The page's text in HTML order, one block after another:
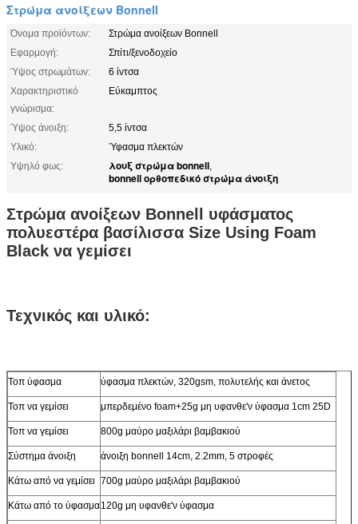
Στρώμα ανοίξεων Bonnell
Όνομα προϊόντων:
Στρώμα ανοίξεων Bonnell
Εφαρμογή:
Σπίτι/ξενοδοχείο
Ύψος στρωμάτων:
6 ίντσα
Χαρακτηριστικό
γνώρισμα:
Εύκαμπτος
Ύψος άνοιξη:
5,5 ίντσα
Υλικό:
Ύφασμα πλεκτών
Υψηλό φως:
λουξ στρώμα bonnell,
bonnell ορθοπεδικό στρώμα άνοιξη
Στρώμα ανοίξεων Bonnell υφάσματος
πολυεστέρα βασίλισσα Size Using Foam
Black να γεμίσει
Τεχνικός και υλικό:
Τοπ ύφασμα ύφασμα πλεκτών, 320gsm, πολυτελής και άνετος
Τοπ να γεμίσει μπερδεμένο foam+25g μη υφανθε'ν ύφασμα 1cm 25D
Τοπ να γεμίσει 800g μαύρο μαξιλάρι βαμβακιού
Σύστημα άνοιξη άνοιξη bonnell 14cm, 2.2mm, 5 στροφές
Κάτω από να γεμίσει 700g μαύρο μαξιλάρι βαμβακιού
Κάτω από το ύφασμα120g μη υφανθε'ν ύφασμα